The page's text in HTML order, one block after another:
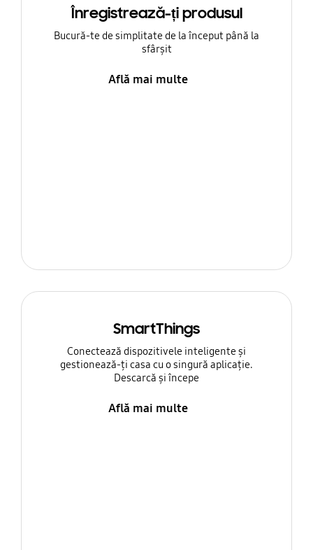
Înregistrează-ți produsul
Bucură-te de simplitate de la început până la
sfârșit
Află mai multe
SmartThings
Conectează dispozitivele inteligente și
gestionează-ți casa cu o singură aplicație.
Descarcă și începe
Află mai multe